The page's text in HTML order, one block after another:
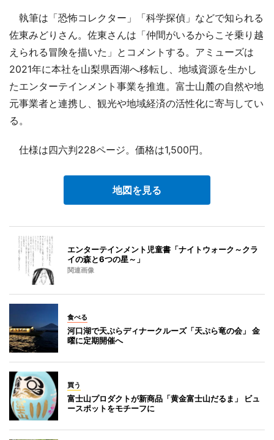
執筆は「恐怖コレクター」「科学探偵」などで知られる
佐東みどりさん。佐東さんは「仲間がいるからこそ乗り越
えられる冒険を描いた」とコメントする。アミューズは
2021年に本社を山梨県西湖へ移転し、地域資源を生かし
たエンターテインメント事業を推進。富士山麓の自然や地
元事業者と連携し、観光や地域経済の活性化に寄与してい
る。
仕様は四六判228ページ。価格は1,500円。
地図を見る
エンターテインメント児童書「ナイトウォーク～クラ
イの森と6つの星～」
関連画像
食べる
河口湖で天ぷらディナークルーズ「天ぷら竜の会」 金
曜に定期開催へ
買う
富士山プロダクトが新商品「黄金富士山だるま」 ビュ
ースポットをモチーフに